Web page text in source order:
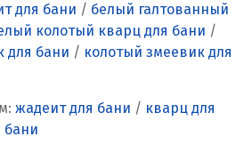
для бани / белый галтованный
колотый кварц для бани /
для бани / колотый змеевик для
жадеит для бани / кварц для
бани